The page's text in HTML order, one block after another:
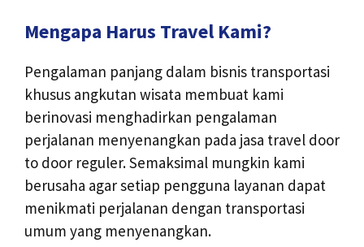
Mengapa Harus Travel Kami?
Pengalaman panjang dalam bisnis transportasi
khusus angkutan wisata membuat kami
berinovasi menghadirkan pengalaman
perjalanan menyenangkan pada jasa travel door
to door reguler. Semaksimal mungkin kami
berusaha agar setiap pengguna layanan dapat
menikmati perjalanan dengan transportasi
umum yang menyenangkan.